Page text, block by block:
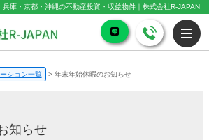
庫・京都・沖縄の不動産投資・収益物件｜株式会社R-JAPAN
ション一覧 > 年末年始休暇のお知らせ
知らせ